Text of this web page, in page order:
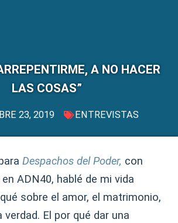
A NO HACER
LAS COSAS”
23, 2019 ENTREVISTAS
Despachos del Poder, con
ADN40, hablé de mi vida
sobre el amor, el matrimonio,
verdad. El por qué dar una